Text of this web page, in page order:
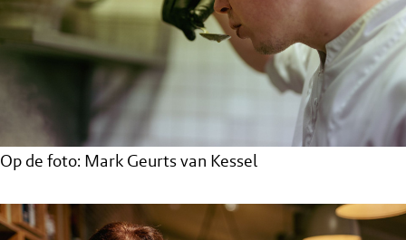
Op de foto: Mark Geurts van Kessel